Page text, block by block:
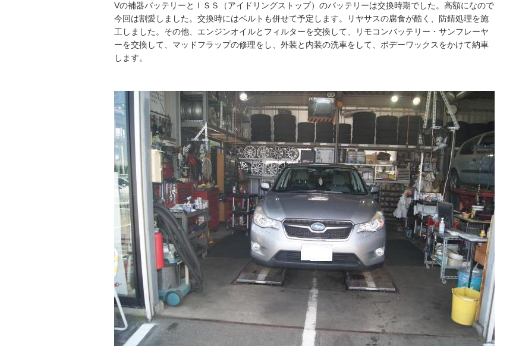
Vの補器バッテリーとＩＳＳ（アイドリングストップ）のバッテリーは交換時期でした。高額になので
今回は割愛しました。交換時にはベルトも併せて予定します。リヤサスの腐食が酷く、防錆処理を施
工しました。その他、エンジンオイルとフィルターを交換して、リモコンバッテリー・サンフレーヤ
ーを交換して、マッドフラップの修理をし、外装と内装の洗車をして、ボデーワックスをかけて納車
します。